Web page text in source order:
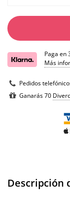
Paga en
Más
Pedidos
Ganarás 70
Descripción